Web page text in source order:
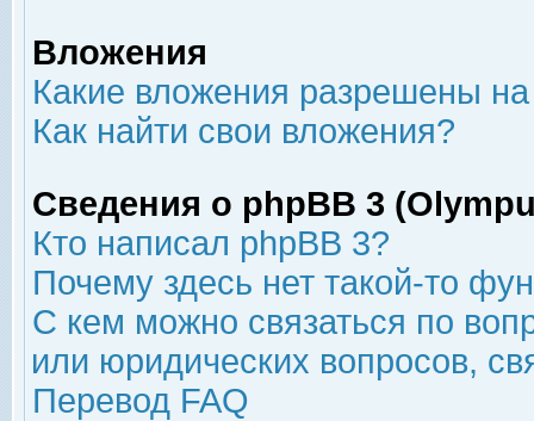
Вложения
Какие вложения разрешены
Как найти свои вложения?
Сведения о phpBB 3
Кто написал phpBB 3?
Почему здесь нет такой-то
С кем можно связаться по
или юридических вопросов,
Перевод FAQ